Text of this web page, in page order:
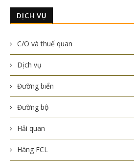
DỊCH VỤ
C/O và thuế quan
Dịch vụ
Đường biển
Đường bộ
Hải quan
Hàng FCL